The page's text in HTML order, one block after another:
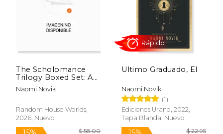
The Scholomance
Trilogy Boxed Set: A
Deadly Education,
The Last Graduate,
(en Inglés)
Naomi Novik
Random House Worlds,
2026, Nuevo
Ultimo Graduado, El
Naomi Novik
(1)
Ediciones Urano, 2022,
Tapa Blanda, Nuevo
Rápido